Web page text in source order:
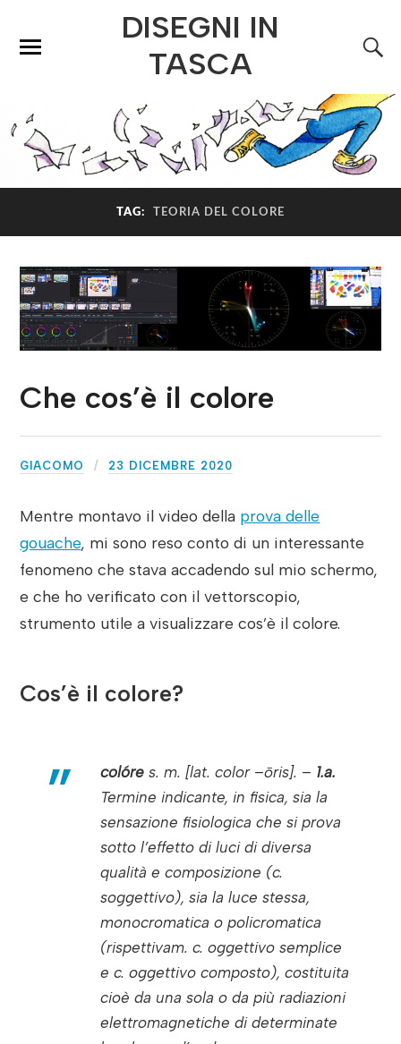
DISEGNI IN
TASCA
TAG: TEORIA DEL COLORE
Che cos’è il colore
GIACOMO 23 DICEMBRE 2020
Mentre montavo il video della prova delle
gouache, mi sono reso conto di un interessante
fenomeno che stava accadendo sul mio schermo,
e che ho verificato con il vettorscopio,
strumento utile a visualizzare cos’è il colore.
Cos’è il colore?
colóre s. m. [lat.color–ōris]. – 1.a.
Termine indicante, in fisica, sia la
sensazione fisiologica che si prova
sotto l’effetto di luci di diversa
qualità e composizione (c.
soggettivo), sia la luce stessa,
monocromatica o policromatica
(rispettivam.c.oggettivo semplice
ec.oggettivo composto), costituita
cioè da una sola o da più radiazioni
elettromagnetiche di determinate